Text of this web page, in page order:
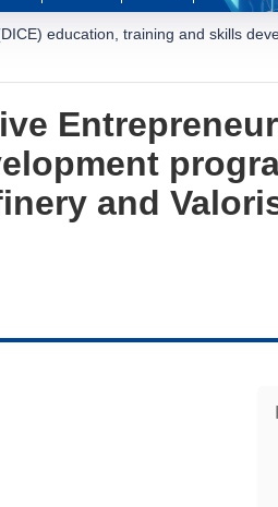
education, training and skills
and